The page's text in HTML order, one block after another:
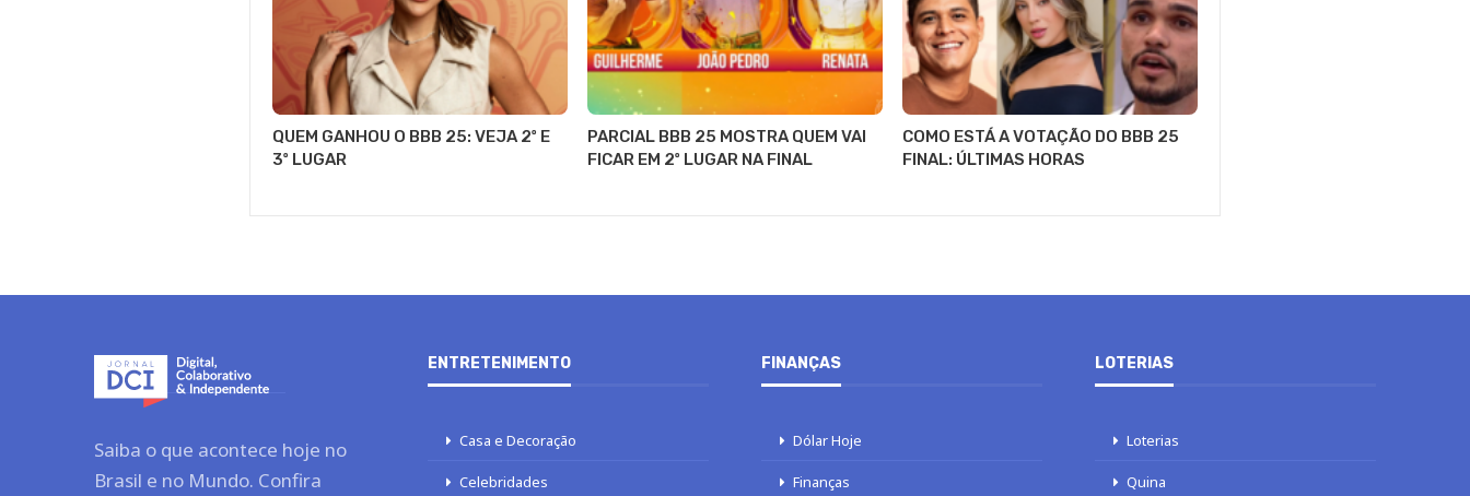
QUEM GANHOU O BBB 25: VEJA 2º E
3º LUGAR
PARCIAL BBB 25 MOSTRA QUEM VAI
FICAR EM 2º LUGAR NA FINAL
COMO ESTÁ A VOTAÇÃO DO BBB 25
FINAL: ÚLTIMAS HORAS
Saiba o que acontece hoje no
Brasil e no Mundo. Confira
ENTRETENIMENTO
Casa e Decoração
Celebridades
FINANÇAS
Dólar Hoje
Finanças
LOTERIAS
Loterias
Quina